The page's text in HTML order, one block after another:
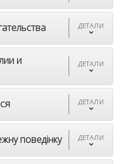
ДЕТАЛИ
и ДЕТАЛИ
ДЕТАЛИ
поведінку ДЕТАЛИ